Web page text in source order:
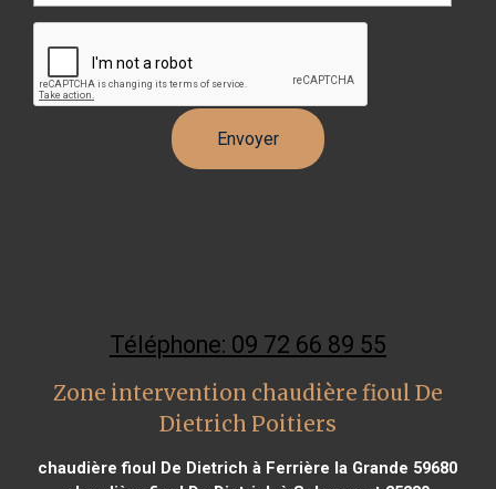
Téléphone: 09 72 66 89 55
Zone intervention chaudière fioul De
Dietrich Poitiers
chaudière fioul De Dietrich à Ferrière la Grande 59680